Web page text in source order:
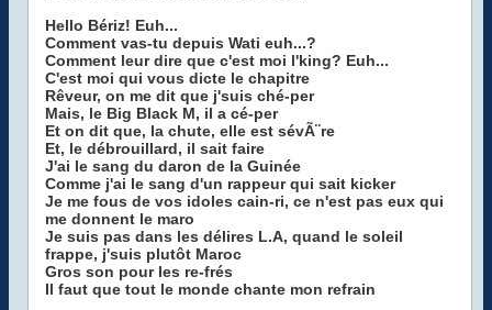
Hello Bériz! Euh...
Comment vas-tu depuis Wati euh...?
Comment leur dire que c'est moi l'king? Euh...
C'est moi qui vous dicte le chapitre
Rêveur, on me dit que j'suis ché-per
Mais, le Big Black M, il a cé-per
Et on dit que, la chute, elle est sévÃ¨re
Et, le débrouillard, il sait faire
J'ai le sang du daron de la Guinée
Comme j'ai le sang d'un rappeur qui sait kicker
Je me fous de vos idoles cain-ri, ce n'est pas eux qui
me donnent le maro
Je suis pas dans les délires L.A, quand le soleil
frappe, j'suis plutôt Maroc
Gros son pour les re-frés
Il faut que tout le monde chante mon refrain